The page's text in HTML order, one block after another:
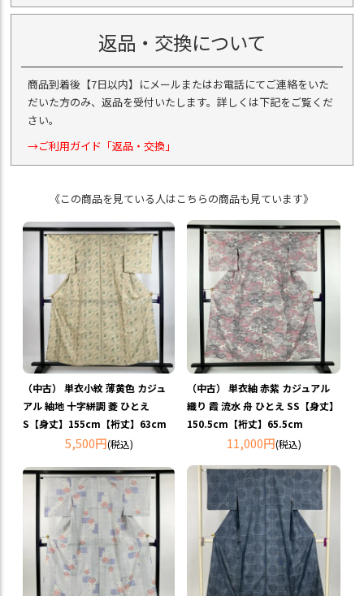
返品・交換について
商品到着後【7日以内】にメールまたはお電話にてご連絡をいた
だいた方のみ、返品を受付いたします。詳しくは下記をご覧くだ
さい。
→ご利用ガイド「返品・交換」
《この商品を見ている人はこちらの商品も見ています》
（中古） 単衣小紋 薄黄色 カジュ
アル 紬地 十字絣調 菱 ひとえ
S【身丈】155cm【裄丈】63cm
5,500円(税込)
（中古） 単衣紬 赤紫 カジュアル
織り 霞 流水 舟 ひとえ SS【身丈】
150.5cm【裄丈】65.5cm
11,000円(税込)